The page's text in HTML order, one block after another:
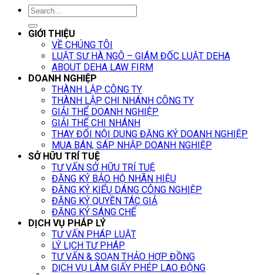
GIỚI THIỆU
VỀ CHÚNG TÔI
LUẬT SƯ HÀ NGÔ – GIÁM ĐỐC LUẬT DEHA
ABOUT DEHA LAW FIRM
DOANH NGHIỆP
THÀNH LẬP CÔNG TY
THÀNH LẬP CHI NHÁNH CÔNG TY
GIẢI THỂ DOANH NGHIỆP
GIẢI THỂ CHI NHÁNH
THAY ĐỔI NỘI DUNG ĐĂNG KÝ DOANH NGHIỆP
MUA BÁN, SÁP NHẬP DOANH NGHIỆP
SỞ HỮU TRÍ TUỆ
TƯ VẤN SỞ HỮU TRÍ TUỆ
ĐĂNG KÝ BẢO HỘ NHÃN HIỆU
ĐĂNG KÝ KIỂU DÁNG CÔNG NGHIỆP
ĐĂNG KÝ QUYỀN TÁC GIẢ
ĐĂNG KÝ SÁNG CHẾ
DỊCH VỤ PHÁP LÝ
TƯ VẤN PHÁP LUẬT
LÝ LỊCH TƯ PHÁP
TƯ VẤN & SOẠN THẢO HỢP ĐỒNG
DỊCH VỤ LÀM GIẤY PHÉP LAO ĐỘNG